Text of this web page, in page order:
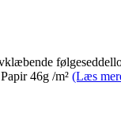
46g /m² (Læs